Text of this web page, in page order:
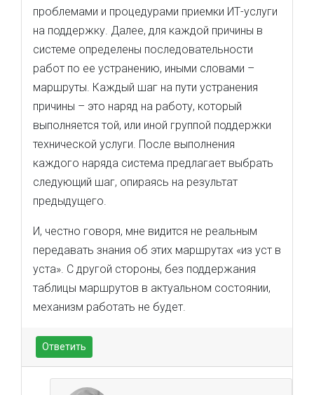
проблемами и процедурами приемки ИТ-услуги
на поддержку. Далее, для каждой причины в
системе определены последовательности
работ по ее устранению, иными словами –
маршруты. Каждый шаг на пути устранения
причины – это наряд на работу, который
выполняется той, или иной группой поддержки
технической услуги. После выполнения
каждого наряда система предлагает выбрать
следующий шаг, опираясь на результат
предыдущего.
И, честно говоря, мне видится не реальным
передавать знания об этих маршрутах «из уст в
уста». С другой стороны, без поддержания
таблицы маршрутов в актуальном состоянии,
механизм работать не будет.
Ответить